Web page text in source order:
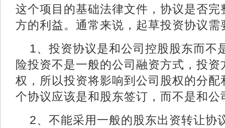
这个项目的基础法律文件，协议是否
方的利益。通常来说，起草投资协
1、投资协议是和公司控股股东而不
险投资不是一般的公司融资方式，投
权，所以投资将影响到公司股权的分
个协议应该是和股东签订，而不是
2、不能采用一般的股东出资转让协